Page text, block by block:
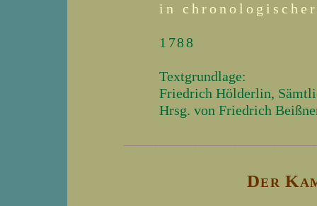
in
1788
Textgrundlage:
Friedrich Hölderlin,
Hrsg. von Friedrich
Der